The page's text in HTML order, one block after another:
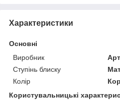
Характеристики
Основні
Виробник
Ступінь блиску
Колір
Користувальницькі